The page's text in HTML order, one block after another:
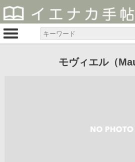
モヴィエル（